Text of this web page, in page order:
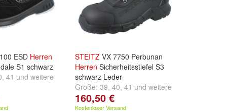
ESD Herren
S1 schwarz
, 41 und weitere
STEITZ VX 7750 Perbunan
Herren Sicherheitsstiefel S3
schwarz Leder
Größe: 39, 40, 41 und weitere
...
160,50 €
Kostenloser Versand